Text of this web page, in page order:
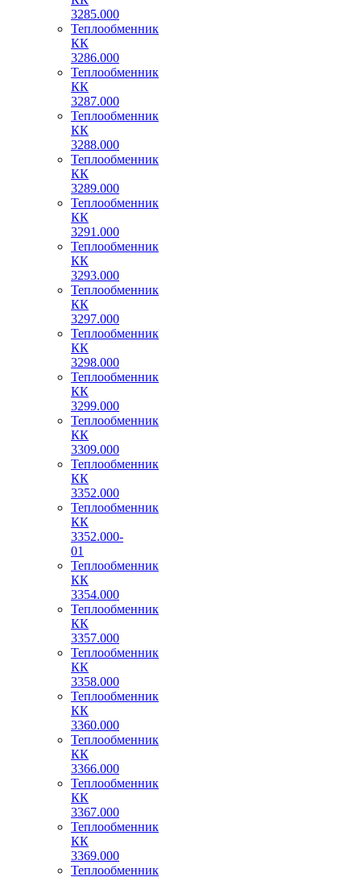
3285.000
Теплообменник
КК
3286.000
Теплообменник
КК
3287.000
Теплообменник
КК
3288.000
Теплообменник
КК
3289.000
Теплообменник
КК
3291.000
Теплообменник
КК
3293.000
Теплообменник
КК
3297.000
Теплообменник
КК
3298.000
Теплообменник
КК
3299.000
Теплообменник
КК
3309.000
Теплообменник
КК
3352.000
Теплообменник
КК
3352.000-
01
Теплообменник
КК
3354.000
Теплообменник
КК
3357.000
Теплообменник
КК
3358.000
Теплообменник
КК
3360.000
Теплообменник
КК
3366.000
Теплообменник
КК
3367.000
Теплообменник
КК
3369.000
Теплообменник